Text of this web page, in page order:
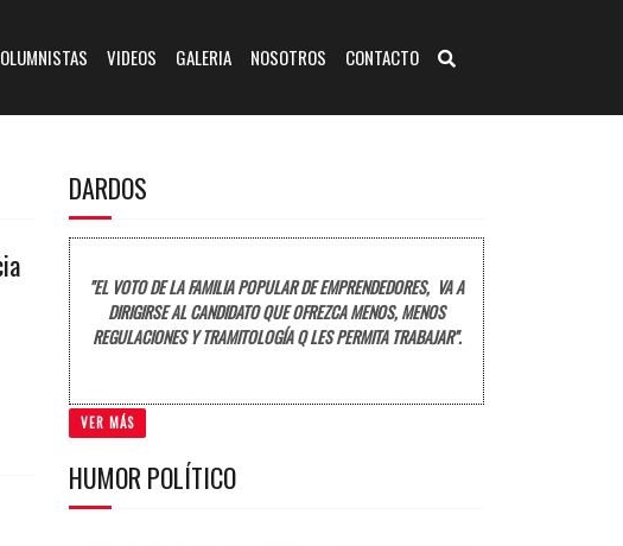
VIDEOS GALERIA NOSOTROS CONTACTO
DARDOS
"EL VOTO DE LA FAMILIA POPULAR DE EMPRENDEDORES, VA A
DIRIGIRSE AL CANDIDATO QUE OFREZCA MENOS, MENOS
REGULACIONES Y TRAMITOLOGÍA Q LES PERMITA TRABAJAR".
VER MÁS
HUMOR POLÍTICO